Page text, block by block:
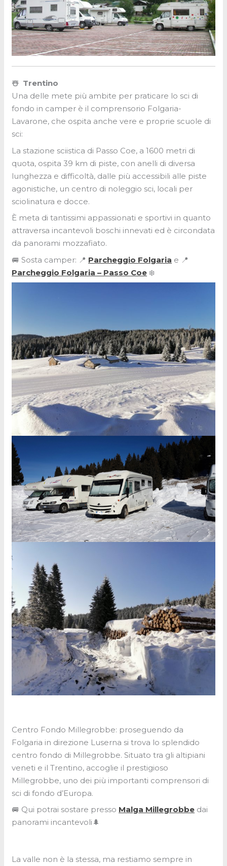
☃️ Trentino
Una delle mete più ambite per praticare lo sci di
fondo in camper è il comprensorio Folgaria-
Lavarone, che ospita anche vere e proprie scuole di
sci:
La stazione sciistica di Passo Coe, a 1600 metri di
quota, ospita 39 km di piste, con anelli di diversa
lunghezza e difficoltà, dalle più accessibili alle piste
agonistiche, un centro di noleggio sci, locali per
sciolinatura e docce.
È meta di tantissimi appassionati e sportivi in quanto
attraversa incantevoli boschi innevati ed è circondata
da panorami mozzafiato.
🚐 Sosta camper: 📍 Parcheggio Folgaria e 📍
Parcheggio Folgaria – Passo Coe ❄️
Centro Fondo Millegrobbe: proseguendo da
Folgaria in direzione Luserna si trova lo splendido
centro fondo di Millegrobbe. Situato tra gli altipiani
veneti e il Trentino, accoglie il prestigioso
Millegrobbe, uno dei più importanti comprensori di
sci di fondo d’Europa.
🚐 Qui potrai sostare presso Malga Millegrobbe dai
panorami incantevoli🌲
La valle non è la stessa, ma restiamo sempre in